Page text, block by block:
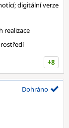
digitální verze
realizace
+8
Dohráno